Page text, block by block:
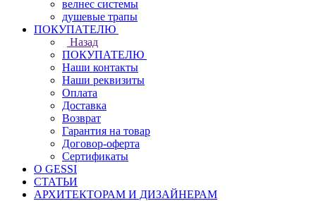
велнес системы
душевые трапы
ПОКУПАТЕЛЮ
Назад
ПОКУПАТЕЛЮ
Наши контакты
Наши реквизиты
Оплата
Доставка
Возврат
Гарантия на товар
Договор-оферта
Сертификаты
О GESSI
СТАТЬИ
АРХИТЕКТОРАМ И ДИЗАЙНЕРАМ